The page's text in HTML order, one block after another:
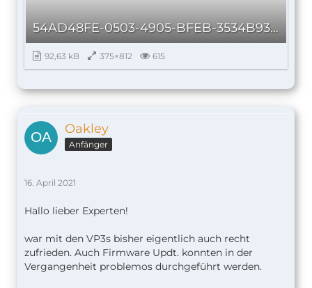
54AD48FE-0503-4905-BFEB-3534B93F99EA_autoscaled.png
92,63 kB 375×812 615
Oakley
Anfänger
16. April 2021
Hallo lieber Experten!
war mit den VP3s bisher eigentlich auch recht
zufrieden. Auch Firmware Updt. konnten in der
Vergangenheit problemos durchgeführt werden.